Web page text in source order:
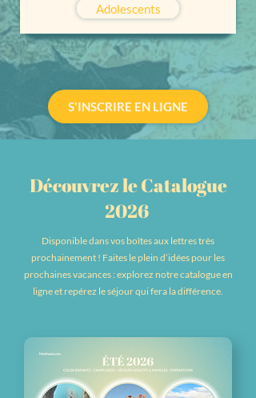
Adolescents
S'INSCRIRE EN LIGNE
Découvrez le Catalogue
2026
Disponible dans vos boîtes aux lettres très
prochainement ! Faites le plein d’idées pour les
prochaines vacances : explorez notre catalogue en
ligne et repérez le séjour qui fera la différence.